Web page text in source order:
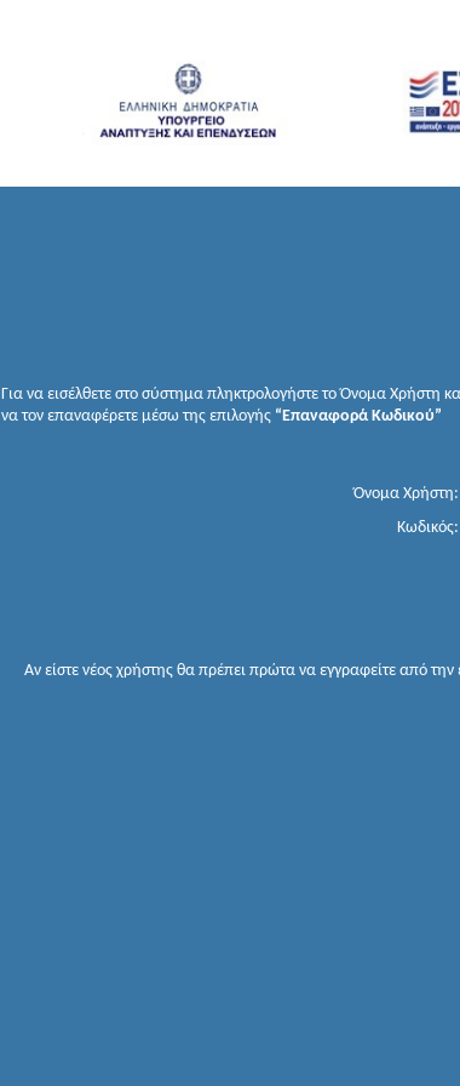
Για να εισέλθετε στο σύστημα πληκτρολογήστε το Όνομα Χρήστη
να τον επαναφέρετε μέσω της επιλογής “Επαναφορά Κωδικού”
Όνομα Χρήστη:
Κωδικός:
Αν είστε νέος χρήστης θα πρέπει πρώτα να εγγραφείτε από την